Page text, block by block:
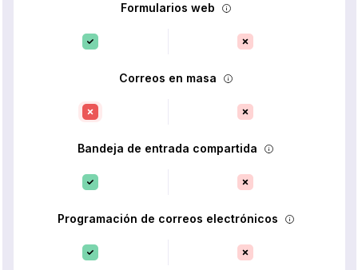
Formularios web
Correos en masa
Bandeja de entrada compartida
Programación de correos electrónicos